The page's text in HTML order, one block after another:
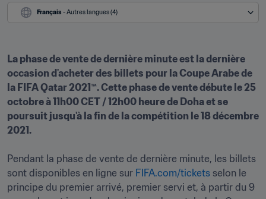
Français - Autres langues (4)
La phase de vente de dernière minute est la dernière
occasion d'acheter des billets pour la Coupe Arabe de
la FIFA Qatar 2021™. Cette phase de vente débute le 25
octobre à 11h00 CET / 12h00 heure de Doha et se
poursuit jusqu'à la fin de la compétition le 18 décembre
2021.
Pendant la phase de vente de dernière minute, les billets
sont disponibles en ligne sur FIFA.com/tickets selon le
principe du premier arrivé, premier servi et, à partir du 9